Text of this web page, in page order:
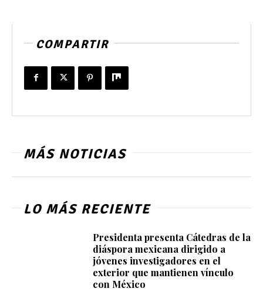
COMPARTIR
MÁS NOTICIAS
LO MÁS RECIENTE
Presidenta presenta Cátedras de la
diáspora mexicana dirigido a
jóvenes investigadores en el
exterior que mantienen vínculo
con México